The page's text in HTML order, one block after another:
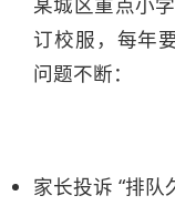
订校服，每年
问题不断：
家长投诉 “排队